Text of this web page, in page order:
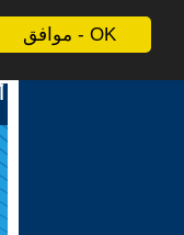
موافق - OK